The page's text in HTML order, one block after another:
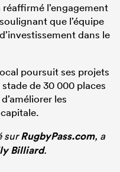
l’engagement
que l’équipe
dans le
poursuit ses projets
de 30 000 places
les
surRugbyPass.com, a
Billiard.